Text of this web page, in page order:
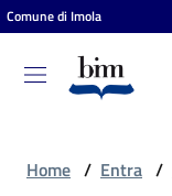
Vai al contenuto
Vai alla navigazione
Vai al footer
Comune di Imola
Biblioteca
comunale
Home / Entra /